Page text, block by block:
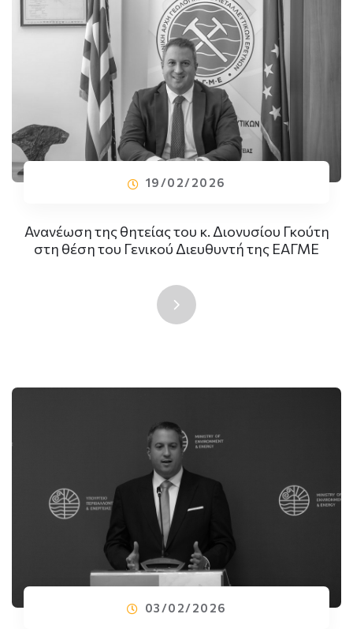
19/02/2026
Ανανέωση της θητείας του κ. Διονυσίου Γκούτη
στη θέση του Γενικού Διευθυντή της ΕΑΓΜΕ
03/02/2026